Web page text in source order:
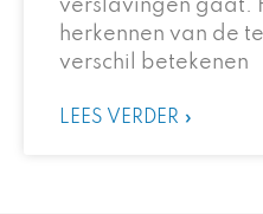
verslavingen gaat.
herkennen van de
verschil betekenen
LEES VERDER »